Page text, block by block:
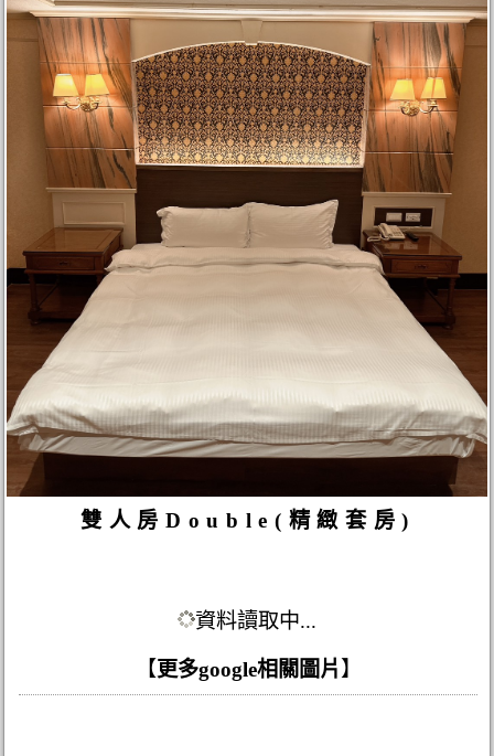
雙人房Double(精緻套房)
資料讀取中...
【 更多google相關圖片 】